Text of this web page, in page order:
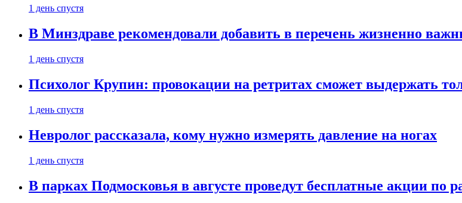
1 день спустя
В Минздраве рекомендовали добавить в перечень жизненно
1 день спустя
Психолог Крупин: провокации на ретритах сможет выдержать
1 день спустя
Невролог рассказала, кому нужно измерять давление на ногах
1 день спустя
В парках Подмосковья в августе проведут бесплатные акции по